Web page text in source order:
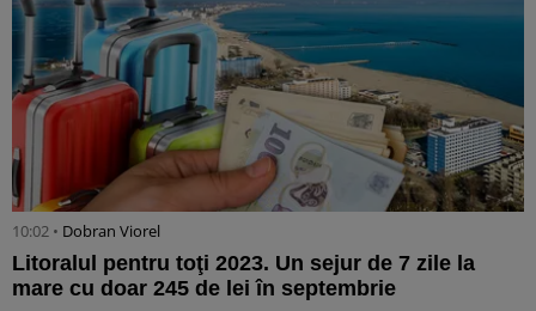
10:02 • Dobran Viorel
Litoralul pentru toţi 2023. Un sejur de 7 zile la
mare cu doar 245 de lei în septembrie